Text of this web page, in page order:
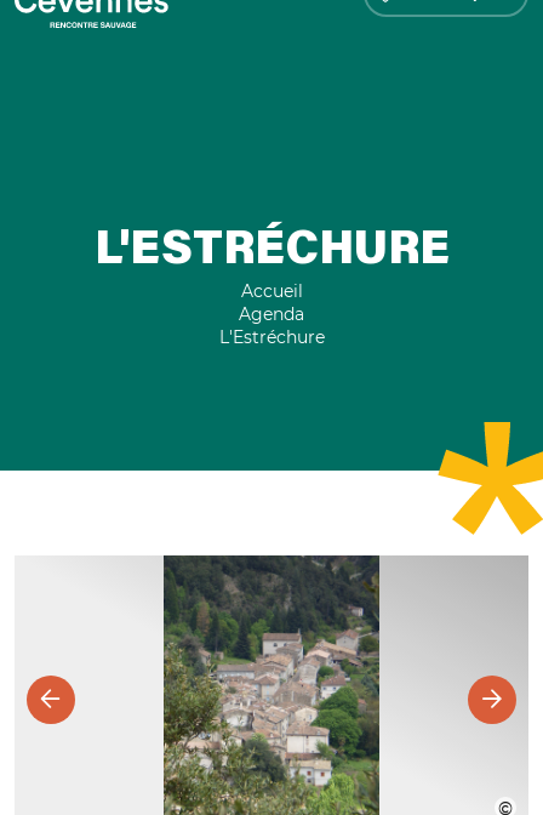
L'ESTRÉCHURE
Accueil
Agenda
L'Estréchure